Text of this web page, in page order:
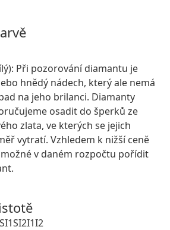
Při pozorování diamantu je
hnědý nádech, který ale nemá
na jeho brilanci. Diamanty
osadit do šperků ze
zlata, ve kterých se jejich
vytratí. Vzhledem k nižší ceně
v daném rozpočtu pořídit
SI1SI2I1I2